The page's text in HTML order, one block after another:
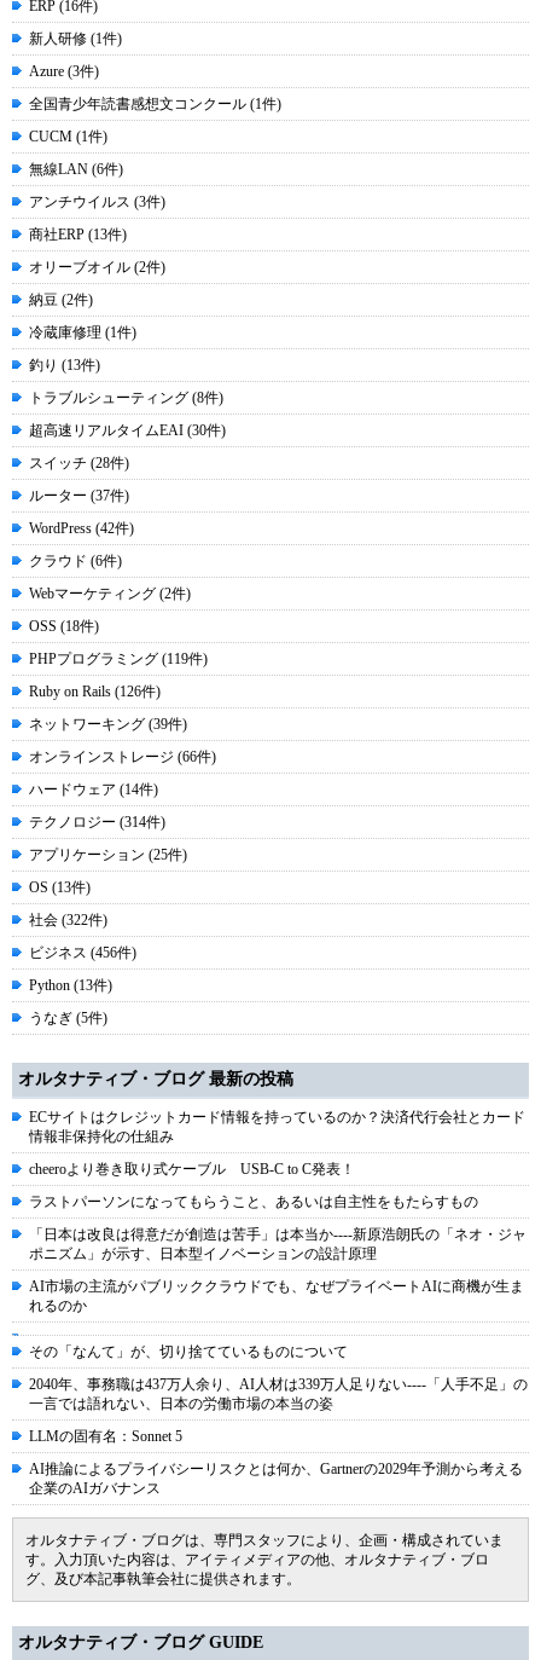
ERP (16件)
新人研修 (1件)
Azure (3件)
全国青少年読書感想文コンクール (1件)
CUCM (1件)
無線LAN (6件)
アンチウイルス (3件)
商社ERP (13件)
オリーブオイル (2件)
納豆 (2件)
冷蔵庫修理 (1件)
釣り (13件)
トラブルシューティング (8件)
超高速リアルタイムEAI (30件)
スイッチ (28件)
ルーター (37件)
WordPress (42件)
クラウド (6件)
Webマーケティング (2件)
OSS (18件)
PHPプログラミング (119件)
Ruby on Rails (126件)
ネットワーキング (39件)
オンラインストレージ (66件)
ハードウェア (14件)
テクノロジー (314件)
アプリケーション (25件)
OS (13件)
社会 (322件)
ビジネス (456件)
Python (13件)
うなぎ (5件)
オルタナティブ・ブログ 最新の投稿
ECサイトはクレジットカード情報を持っているのか？決済代行会社とカード
情報非保持化の仕組み
cheeroより巻き取り式ケーブル USB-C to C発表！
ラストパーソンになってもらうこと、あるいは自主性をもたらすもの
「日本は改良は得意だが創造は苦手」は本当か----新原浩朗氏の「ネオ・ジャ
ポニズム」が示す、日本型イノベーションの設計原理
AI市場の主流がパブリッククラウドでも、なぜプライベートAIに商機が生ま
れるのか
その「なんて」が、切り捨てているものについて
2040年、事務職は437万人余り、AI人材は339万人足りない----「人手不足」の
一言では語れない、日本の労働市場の本当の姿
LLMの固有名：Sonnet 5
AI推論によるプライバシーリスクとは何か、Gartnerの2029年予測から考える
企業のAIガバナンス
オルタナティブ・ブログは、専門スタッフにより、企画・構成されていま
す。入力頂いた内容は、アイティメディアの他、オルタナティブ・ブロ
グ、及び本記事執筆会社に提供されます。
オルタナティブ・ブログ GUIDE